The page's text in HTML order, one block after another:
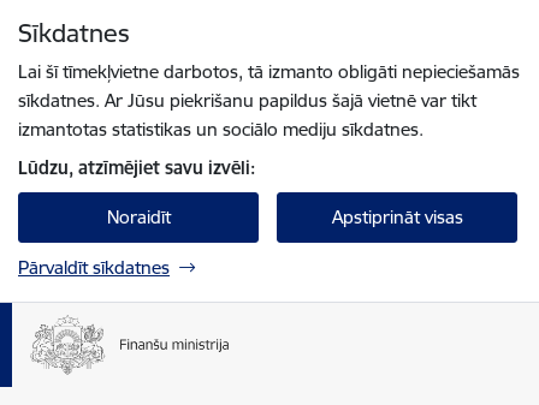
Sīkdatnes
Lai šī tīmekļvietne darbotos, tā izmanto obligāti nepieciešamās
sīkdatnes. Ar Jūsu piekrišanu papildus šajā vietnē var tikt
izmantotas statistikas un sociālo mediju sīkdatnes.
Lūdzu, atzīmējiet savu izvēli:
Noraidīt Apstiprināt visas
Pārvaldīt sīkdatnes